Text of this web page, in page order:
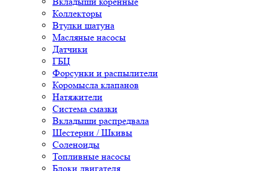
Коллекторы
Втулки шатуна
Масляные насосы
Датчики
ГБЦ
Форсунки и распылители
Коромысла клапанов
Натяжители
Система смазки
Вкладыши распредвала
Шестерни / Шкивы
Соленоиды
Топливные насосы
Блоки двигателя